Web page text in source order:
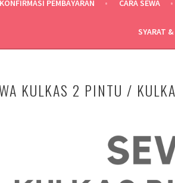
PEMBAYARAN CARA SEWA
SYARAT
KULKAS 2 PINTU /